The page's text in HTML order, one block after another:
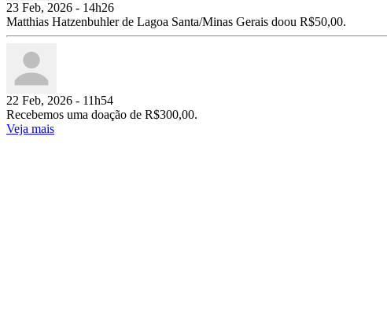
23 Feb, 2026 - 14h26
Matthias Hatzenbuhler de Lagoa Santa/Minas Gerais doou R$50,00.
22 Feb, 2026 - 11h54
Recebemos uma doação de R$300,00.
Veja mais